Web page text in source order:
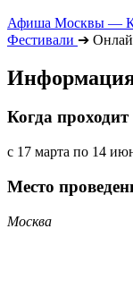
Афиша Москвы —
Фестивали ➔
Когда проходит
с 17 марта по 14
Место
Москва